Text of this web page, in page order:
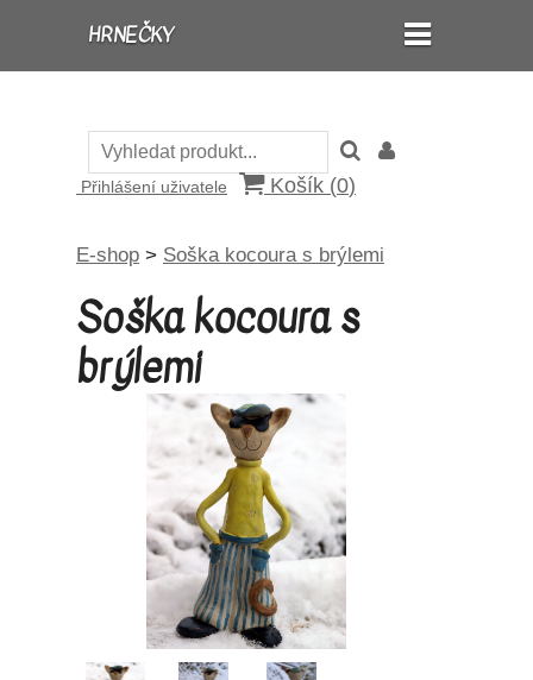
HRNEČKY
Přihlášení uživatele Košík (0)
E-shop > Soška kocoura s brýlemi
Soška kocoura s
brýlemi